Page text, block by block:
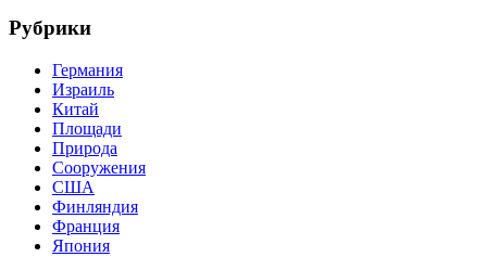
Рубрики
Германия
Израиль
Китай
Площади
Природа
Сооружения
США
Финляндия
Франция
Япония